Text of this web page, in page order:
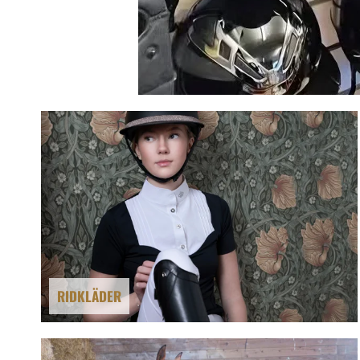
RIDKLÄDER